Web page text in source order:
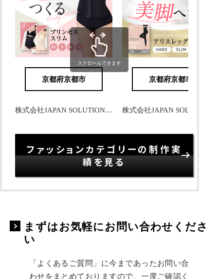
京都府京都市
株式会社JAPAN SOLUTIONS 様
京都府京都市
スクロールできます
ファッションカテゴリーの制作実
績を見る
まずはお気軽にお問い合わせくださ
い
「よくあるご質問」に今まであったお問い合
わせをまとめておりますので、一度ご確認く